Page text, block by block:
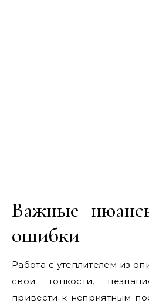
Важные
ошибки
Работа с утеплителем из
свои тонкости,
привести к неприятным